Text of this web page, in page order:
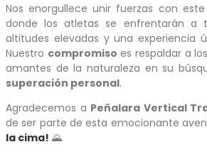
Nos enorgullece unir fuerzas con
donde los atletas se enfrentarán a
altitudes elevadas y una experiencia
Nuestro compromiso es respaldar a
amantes de la naturaleza en su
superación personal.
Agradecemos a Peñalara Vertical
de ser parte de esta emocionante
la cima! 🌄